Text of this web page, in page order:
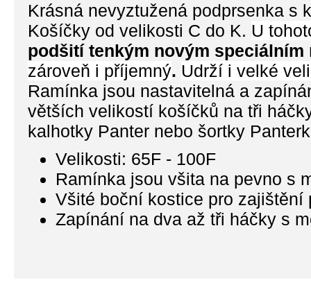
Krásná nevyztužená podprsenka s
Košíčky od velikosti C do K. U
podšití tenkým novým speciálním
zároveň i příjemný. Udrží i velké
Ramínka jsou nastavitelná a
větších velikostí košíčků na tři
kalhotky Panter nebo šortky
Velikosti: 65F - 100F
Ramínka jsou všita na pevno s
Všité boční kostice pro zajištění
Zapínání na dva až tři háčky s